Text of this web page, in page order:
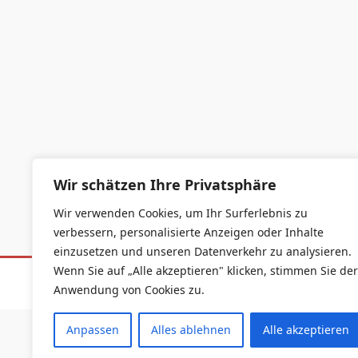
Wir schätzen Ihre Privatsphäre
Wir verwenden Cookies, um Ihr Surferlebnis zu
verbessern, personalisierte Anzeigen oder Inhalte
einzusetzen und unseren Datenverkehr zu analysieren.
Wenn Sie auf „Alle akzeptieren" klicken, stimmen Sie der
Anwendung von Cookies zu.
Anpassen Alles ablehnen Alle akzeptieren
Datenschutzerklärung